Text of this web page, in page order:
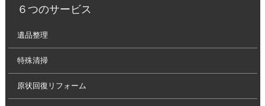
６つのサービス
遺品整理
特殊清掃
原状回復リフォーム